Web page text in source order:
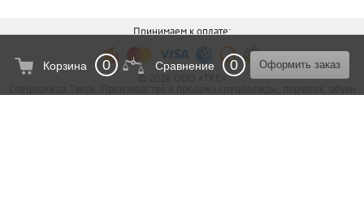
Оформить заказ
Корзина 0 Сравнение 0
Принимаем к оплате:
© 2026 ООО «ТКС»
и средств индивидуальной защиты по Тверской области и за ее